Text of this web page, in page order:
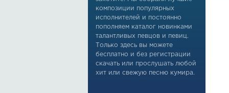
композиции популярных
исполнителей и постоянно
пополняем каталог новинками
талантливых певцов и певиц.
Только здесь вы можете
бесплатно и без регистрации
скачать или прослушать любой
хит или свежую песню кумира.